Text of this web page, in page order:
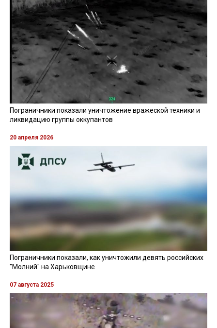
Пограничники показали уничтожение вражеской техники и
ликвидацию группы оккупантов
20 апреля 2026
Пограничники показали, как уничтожили девять российских
"Молний" на Харьковщине
07 августа 2025